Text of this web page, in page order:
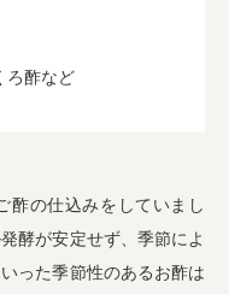
ろ酢など
酢の仕込みをしていまし
酵が安定せず、季節によ
った季節性のあるお酢は